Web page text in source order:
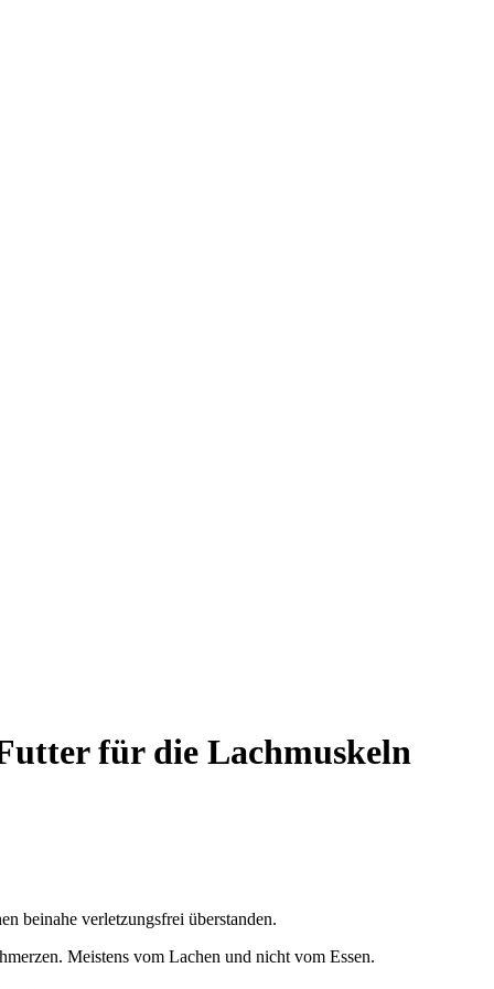
für die Lachmuskeln
beinahe verletzungsfrei überstanden.
Meistens vom Lachen und nicht vom Essen.